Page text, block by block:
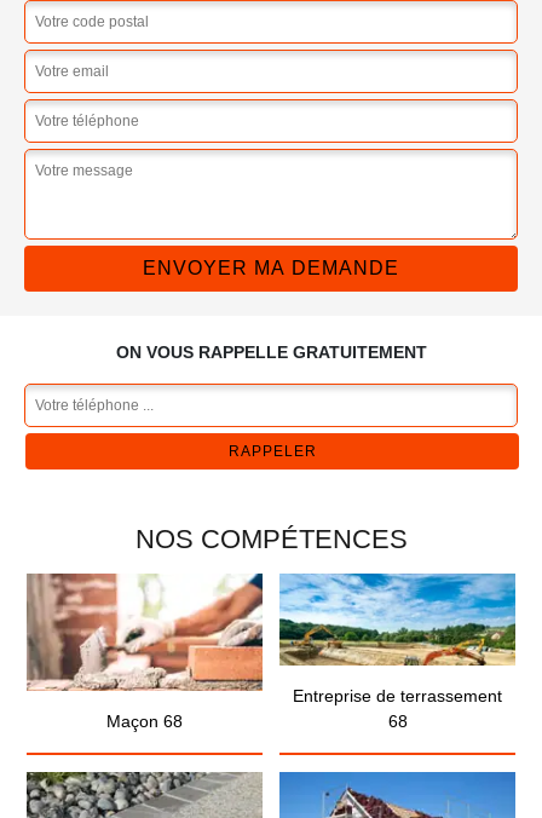
ON VOUS RAPPELLE GRATUITEMENT
NOS COMPÉTENCES
Maçon 68
Entreprise de terrassement
68